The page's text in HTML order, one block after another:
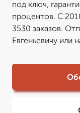
под ключ,
процентов. С
3530 заказов.
Евгеньевичу или